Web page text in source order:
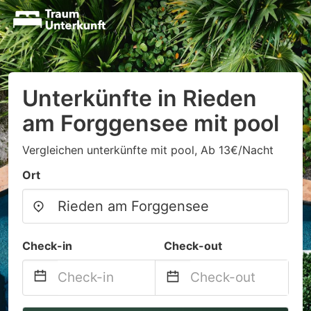
Unterkünfte in Rieden
am Forggensee mit pool
Vergleichen unterkünfte mit pool, Ab 13€/Nacht
Ort
Check-in Check-out
Navigate
Navigate